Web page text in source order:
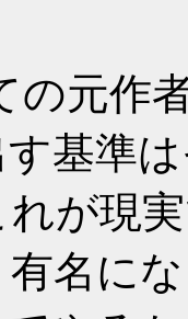
の元作
基準
が現
有名に